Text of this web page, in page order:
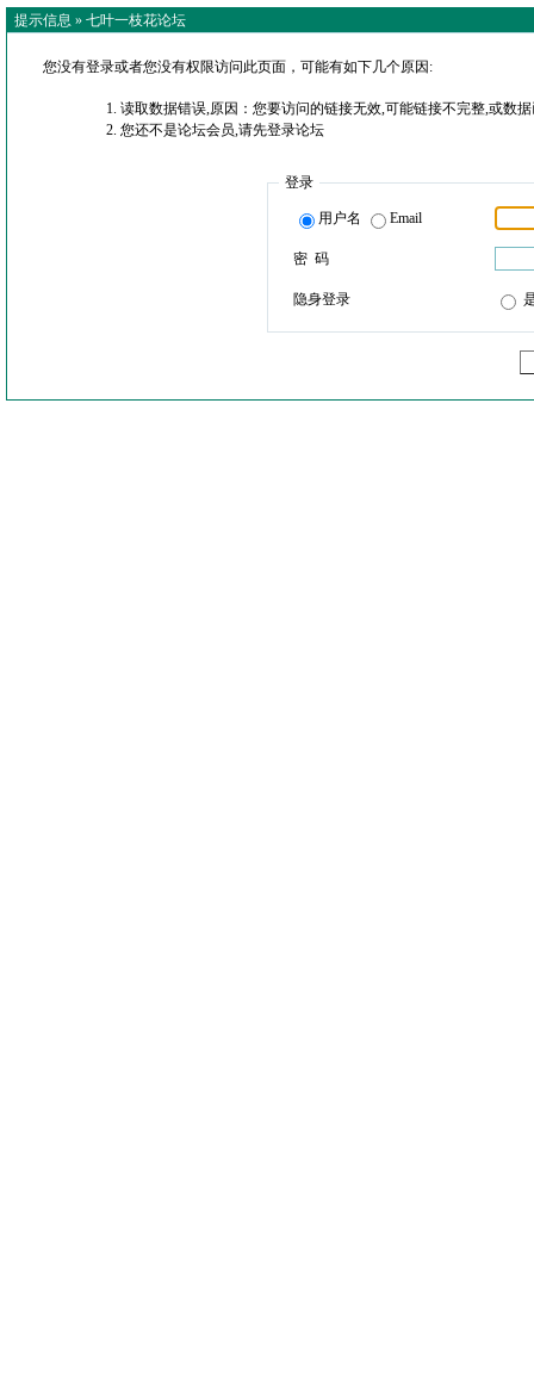
提示信息 » 七叶一枝花论坛
您没有登录或者您没有权限访问此页面，可能有如下几个原因:
读取数据错误,原因：您要访问的链接无效,可能链接不完整,或数
您还不是论坛会员,请先登录论坛
登录
用户名 Email
密 码
隐身登录